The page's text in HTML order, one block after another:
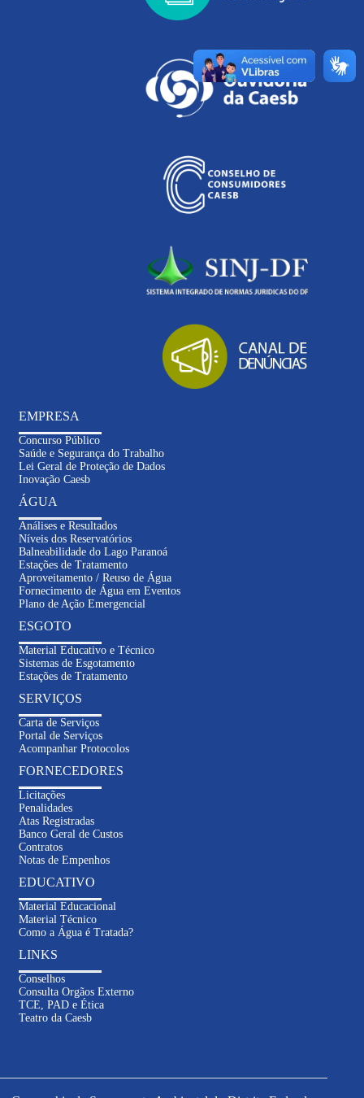
EMPRESA
Concurso Público
Saúde e Segurança do Trabalho
Lei Geral de Proteção de Dados
Inovação Caesb
ÁGUA
Análises e Resultados
Níveis dos Reservatórios
Balneabilidade do Lago Paranoá
Estações de Tratamento
Aproveitamento / Reuso de Água
Fornecimento de Água em Eventos
Plano de Ação Emergencial
ESGOTO
Material Educativo e Técnico
Sistemas de Esgotamento
Estações de Tratamento
SERVIÇOS
Carta de Serviços
Portal de Serviços
Acompanhar Protocolos
FORNECEDORES
Licitações
Penalidades
Atas Registradas
Banco Geral de Custos
Contratos
Notas de Empenhos
EDUCATIVO
Material Educacional
Material Técnico
Como a Água é Tratada?
LINKS
Conselhos
Consulta Orgãos Externo
TCE, PAD e Ética
Teatro da Caesb